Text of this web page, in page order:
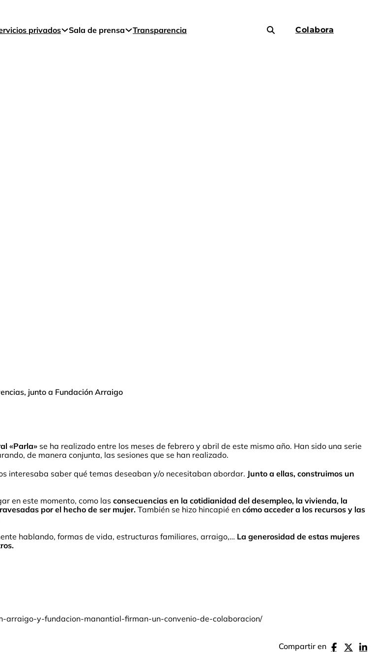
privados Sala de prensa Transparencia Colabora
junto a Fundación Arraigo
«Parla» se ha realizado entre los meses de febrero y abril de este mismo año. Han sido una serie
de manera conjunta, las sesiones que se han realizado.
interesaba saber qué temas deseaban y/o necesitaban abordar. Junto a ellas, construimos un
en este momento, como las consecuencias en la cotidianidad del desempleo, la vivienda, la
por el hecho de ser mujer. También se hizo hincapié en cómo acceder a los recursos y las
hablando, formas de vida, estructuras familiares, arraigo,… La generosidad de estas mujeres
y-fundacion-manantial-firman-un-convenio-de-colaboracion/
Compartir en